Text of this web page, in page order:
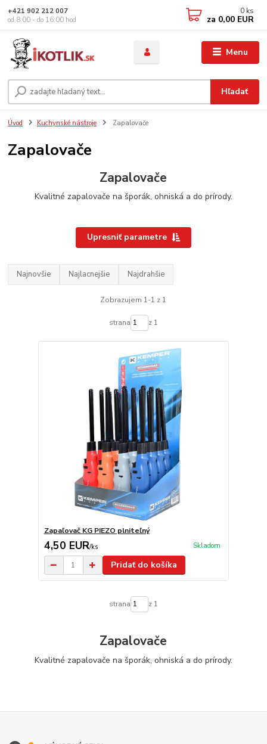
Menu
Hľadať
+421 902 212 007
od 8:00 - do 16:00 hod
0 ks
za 0,00 EUR
Úvod Kuchynské nástroje Zapalovače
Zapalovače
Zapalovače
Kvalitné zapalovače na šporák, ohniská a do prírody.
Upresniť parametre
Najnovšie Najlacnejšie Najdrahšie
Zobrazujem 1-1 z 1
strana z 1
Zapaľovač KG PIEZO plniteľný
4,50 EUR/ks Skladom
Pridať do košíka
strana z 1
Zapalovače
Kvalitné zapalovače na šporák, ohniská a do prírody.